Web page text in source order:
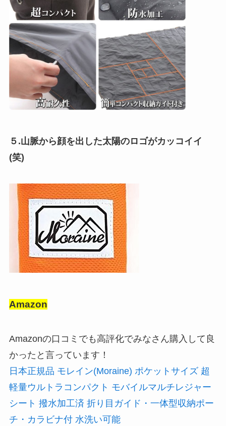
５.山脈から顔を出した太陽のロゴがカッコイイ
(笑)
Amazon
Amazonの口コミでも高評化でみなさん購入して良
かったと言っています！
日本正規品 モレイン(Moraine) ポケットサイズ 超
軽量ウルトラコンパクト モバイルマルチレジャー
シート 撥水加工済 折り目ガイド・一体型収納ポー
チ・カラビナ付 水洗い可能